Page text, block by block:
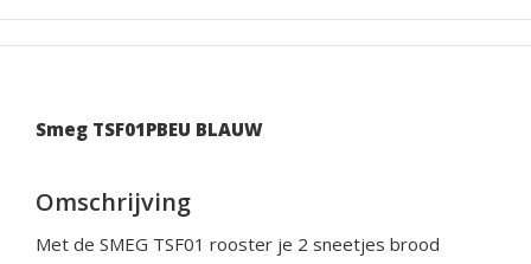
Smeg TSF01PBEU BLAUW
Omschrijving
Met de SMEG TSF01 rooster je 2 sneetjes brood